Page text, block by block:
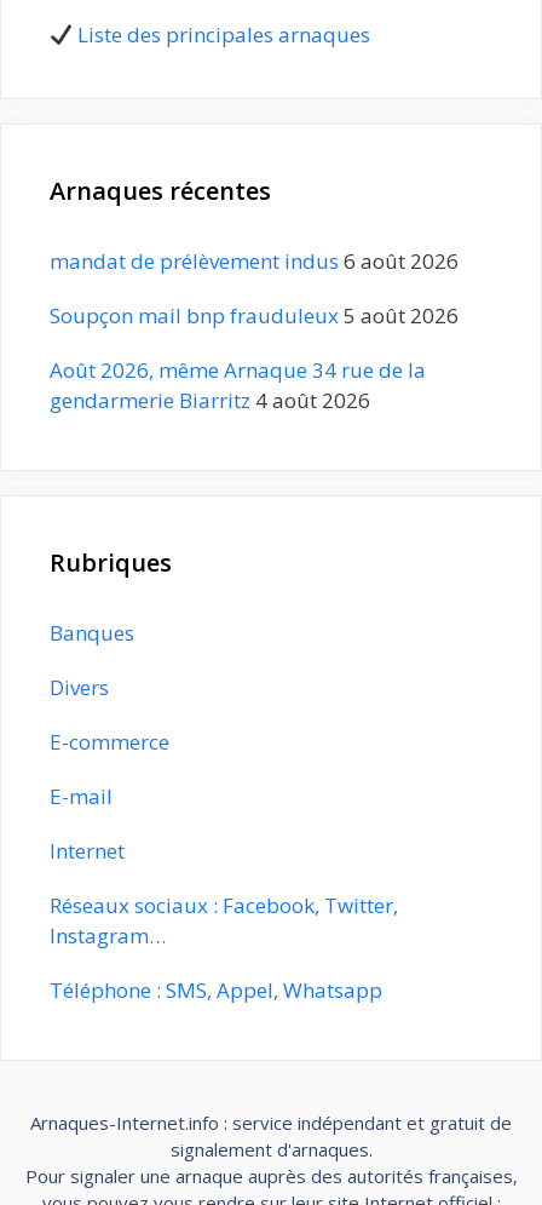
Liste des principales arnaques
Arnaques récentes
mandat de prélèvement indus 6 août 2026
Soupçon mail bnp frauduleux5 août 2026
Août 2026, même Arnaque 34 rue de la
gendarmerie Biarritz 4 août 2026
Rubriques
Banques
Divers
E-commerce
E-mail
Internet
Réseaux sociaux : Facebook, Twitter,
Instagram…
Téléphone : SMS, Appel, Whatsapp
Arnaques-Internet.info : service indépendant et gratuit de
signalement d'arnaques.
Pour signaler une arnaque auprès des autorités françaises,